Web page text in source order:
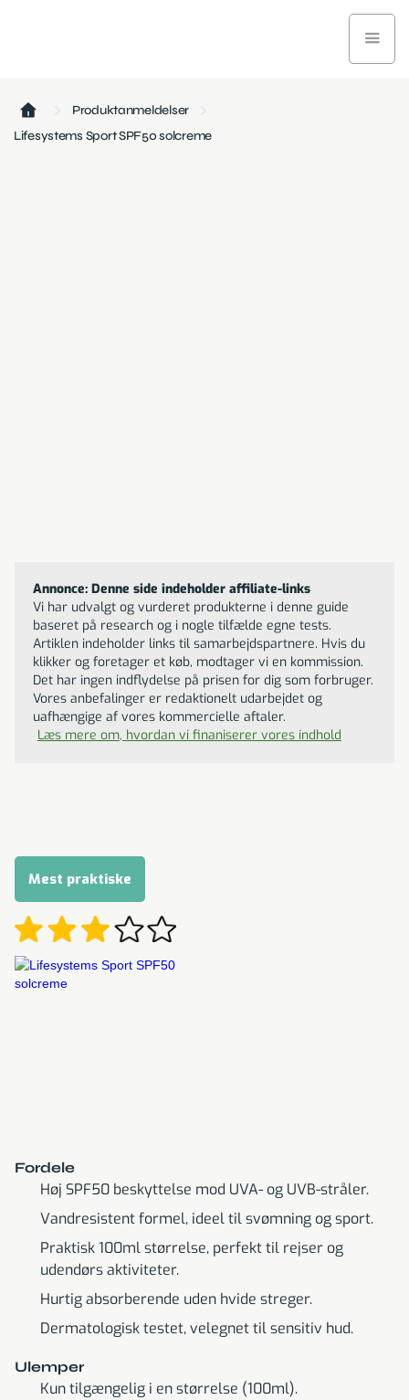
Produktanmeldelser
Lifesystems Sport SPF50 solcreme
Annonce: Denne side indeholder affiliate-links
Vi har udvalgt og vurderet produkterne i denne guide
baseret på research og i nogle tilfælde egne tests.
Artiklen indeholder links til samarbejdspartnere. Hvis du
klikker og foretager et køb, modtager vi en kommission.
Det har ingen indflydelse på prisen for dig som forbruger.
Vores anbefalinger er redaktionelt udarbejdet og
uafhængige af vores kommercielle aftaler.
Læs mere om, hvordan vi finaniserer vores indhold
Mest praktiske
Fordele
Høj SPF50 beskyttelse mod UVA- og UVB-stråler.
Vandresistent formel, ideel til svømning og sport.
Praktisk 100ml størrelse, perfekt til rejser og
udendørs aktiviteter.
Hurtig absorberende uden hvide streger.
Dermatologisk testet, velegnet til sensitiv hud.
Ulemper
Kun tilgængelig i en størrelse (100ml).